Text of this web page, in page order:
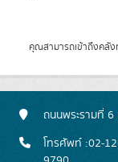
คุณสามารถเข้าถึงคลัง
ถนนพระรามที่
โทรศัพท์ :02-